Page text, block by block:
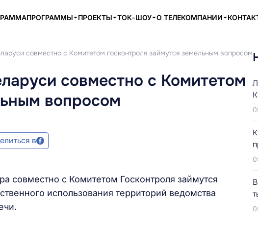
ПРОГРАММЫ ПРОЕКТЫ ТОК-ШОУ О ТЕЛЕКОМПАНИИ
совместно с Комитетом госконтроля займутся земельным вопросом
совместно с Комитетом
вопросом
в
совместно с Комитетом Госконтроля займутся
использования территорий ведомства